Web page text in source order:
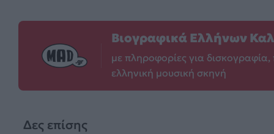
Βιογραφικά Ελλήνων
με πληροφορίες για δισκογραφία,
ελληνική μουσική σκηνή
Δες επίσης